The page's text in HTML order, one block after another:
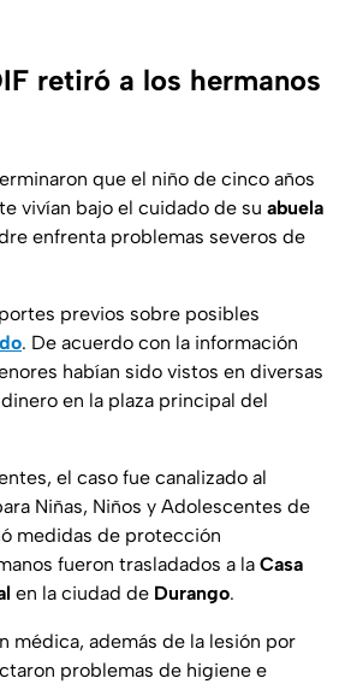
retiró a los hermanos
que el niño de cinco años
vivían bajo el cuidado de su abuela
enfrenta problemas severos de
previos sobre posibles
. De acuerdo con la información
habían sido vistos en diversas
en la plaza principal del
el caso fue canalizado al
Niñas, Niños y Adolescentes de
medidas de protección
fueron trasladados a la Casa
en la ciudad de Durango.
médica, además de la lesión por
problemas de higiene e